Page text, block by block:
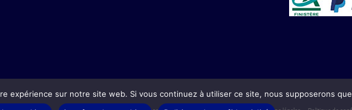
expérience sur notre site web. Si vous continuez à utiliser ce site, nous supposerons